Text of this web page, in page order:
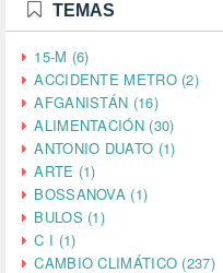
TEMAS
15-M (6)
ACCIDENTE METRO (2)
AFGANISTÁN (16)
ALIMENTACIÓN (30)
ANTONIO DUATO (1)
ARTE (1)
BOSSANOVA (1)
BULOS (1)
C I (1)
CAMBIO CLIMÁTICO (237)